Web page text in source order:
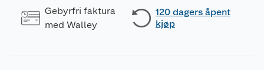
Gebyrfri faktura
med Walley
120 dagers åpent
kjøp